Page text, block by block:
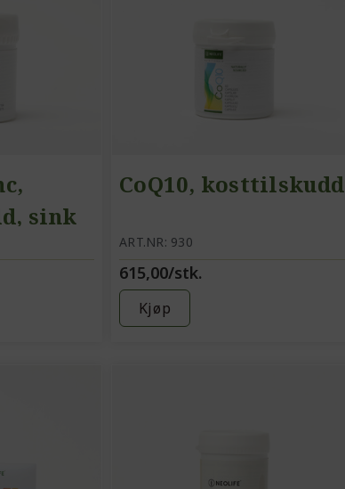
sink
CoQ10, kosttilskudd
ART.NR: 930
615,00/stk.
Kjøp